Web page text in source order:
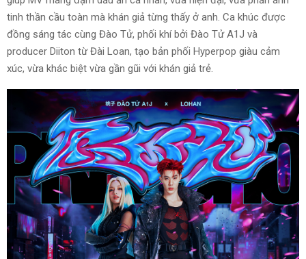
tinh thần cầu toàn mà khán giả từng thấy ở anh. Ca khúc được
đồng sáng tác cùng Đào Tử, phối khí bởi Đào Tử A1J và
producer Diiton từ Đài Loan, tạo bản phối Hyperpop giàu cảm
xúc, vừa khác biệt vừa gần gũi với khán giả trẻ.